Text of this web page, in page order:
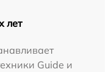
лет
Guide и